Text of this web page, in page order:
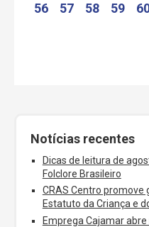
56
57 58 59
Notícias recentes
Dicas de leitura de
Folclore Brasileiro
CRAS Centro promove
Estatuto da Criança e
Emprega Cajamar